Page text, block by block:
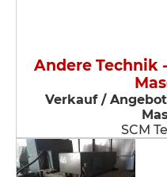
Andere Technik
Verkauf /
SCM